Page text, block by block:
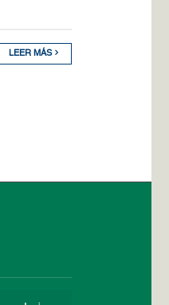
LEER MÁS